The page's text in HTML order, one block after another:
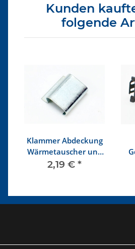
Kunden
folgende
Klammer Abdeckung
Wärmetauscher und
Heizungskasten
2,19 € *